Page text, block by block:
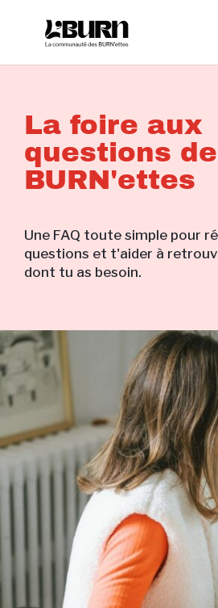
La foire aux
questions
BURN'ettes
Une FAQ toute simple pour
questions et t'aider à
dont tu as besoin.